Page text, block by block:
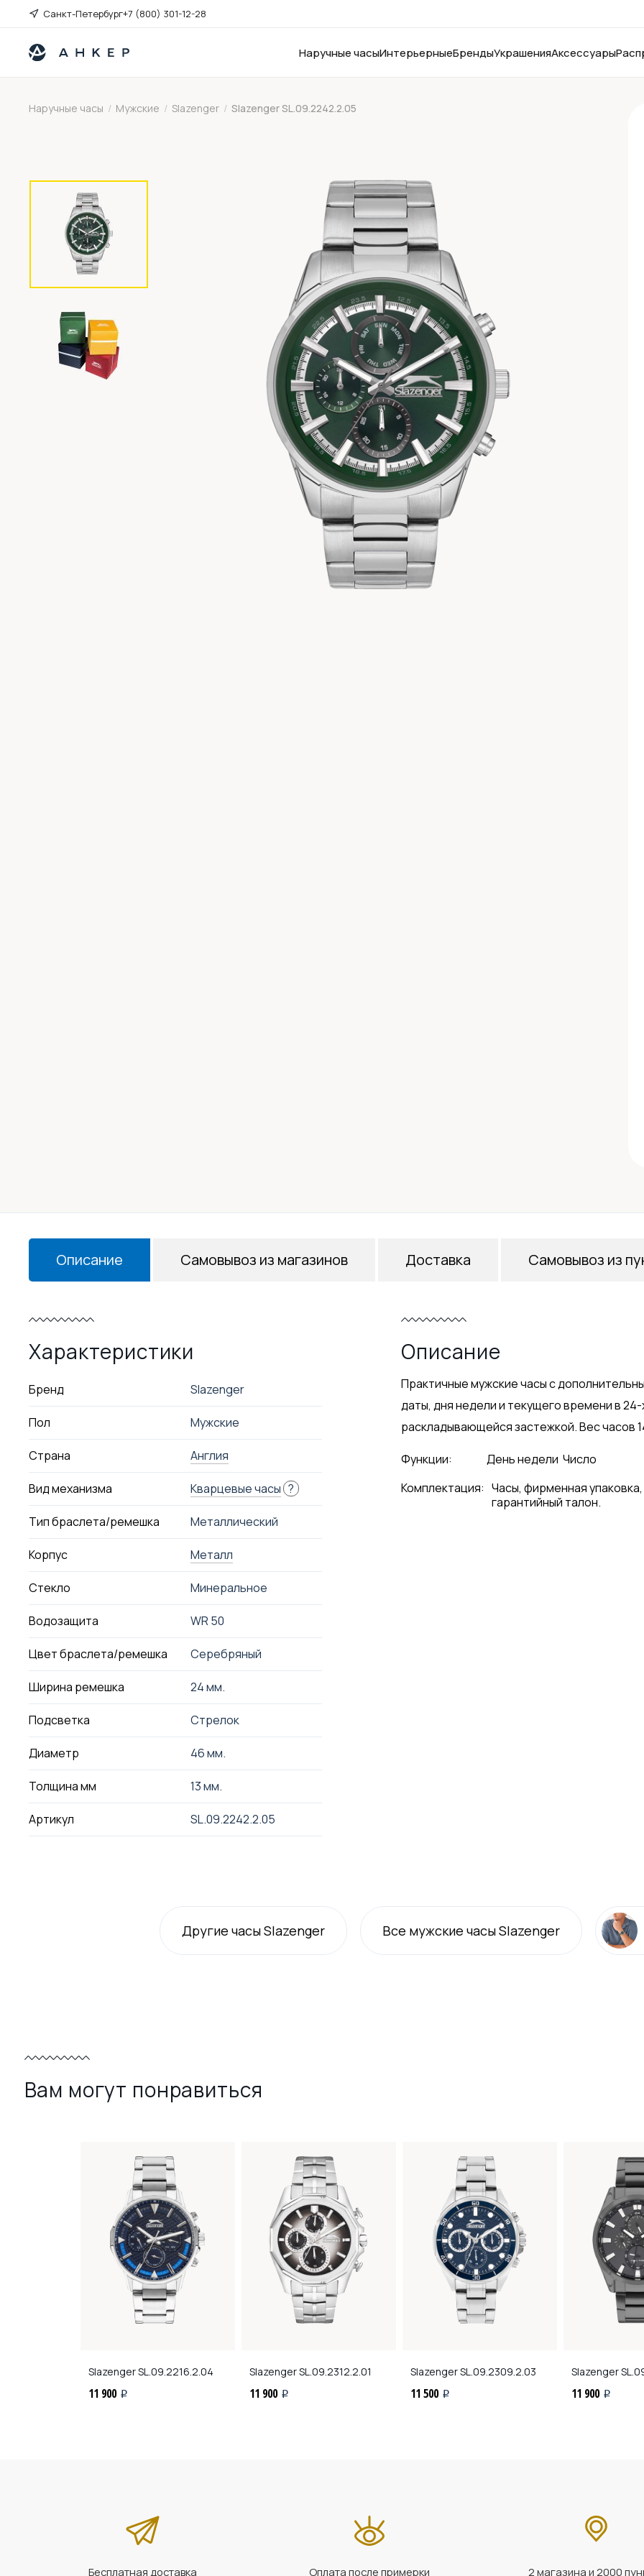
Санкт-Петербург+7 (800) 301-12-28
Наручные часыИнтерьерныеБрендыУкрашенияАксессуары
Наручные часы / Мужские / Slazenger / Slazenger SL.09.2242.2.05
Описание
Характеристики
Бренд Slazenger
Пол Мужские
Страна Англия
Вид механизма Кварцевые часы ?
Тип браслета/ремешка Металлический
Корпус Металл
Стекло Минеральное
Водозащита WR 50
Цвет браслета/ремешка Серебряный
Ширина ремешка 24 мм.
Подсветка Стрелок
Диаметр 46 мм.
Толщина мм 13 мм.
Артикул SL.09.2242.2.05
Описание
Практичные мужские часы с
даты, дня недели и текущего времени в
раскладывающейся застежкой. Вес часов
Функции: День недели Число
Комплектация: Часы, фирменная
гарантийный талон.
Самовывоз из магазинов Доставка Самовывоз из
Другие часы Slazenger Все мужские часы Slazenger
Вам могут понравиться
SlazengerSL.09.2216.2.04
11 900 i
SlazengerSL.09.2312.2.01
11 900 i
SlazengerSL.09.2309.2.03
11 500 i
Slazenger
11 900 i
Бесплатная доставка Оплата после примерки 2 магазина и 2000